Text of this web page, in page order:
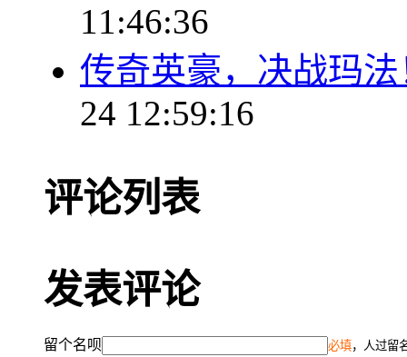
11:46:36
传奇英豪，决战玛
24 12:59:16
评论列表
发表评论
留个名呗 必填，人过留